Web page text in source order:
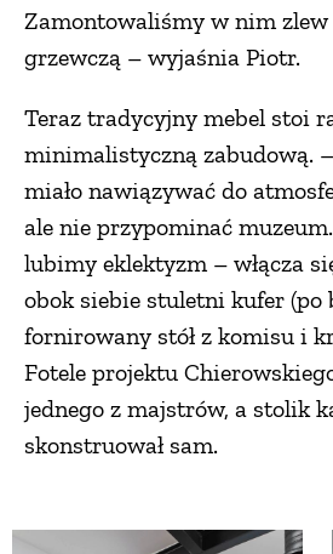
Zamontowaliśmy w nim zlew
grzewczą – wyjaśnia Piotr.
Teraz tradycyjny mebel stoi
minimalistyczną zabudową.
miało nawiązywać do
ale nie przypominać
lubimy eklektyzm – włącza
obok siebie stuletni kufer (po
fornirowany stół z komisu i
Fotele projektu
jednego z majstrów, a stolik
skonstruował sam.